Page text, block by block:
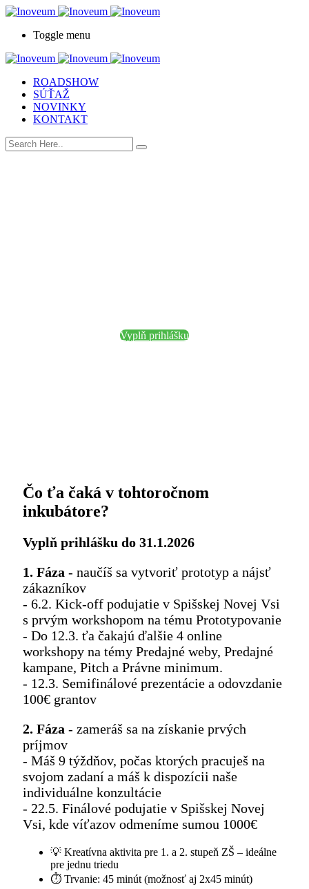
Toggle menu
ROADSHOW
SÚŤAŽ
NOVINKY
KONTAKT
Vyplň prihlášku
Čo ťa čaká v tohtoročnom
inkubátore?
Vyplň prihlášku do 31.1.2026
1. Fáza - naučíš sa vytvoriť prototyp a nájsť
zákazníkov
- 6.2. Kick-off podujatie v Spišskej Novej Vsi
s prvým workshopom na tému Prototypovanie
- Do 12.3. ťa čakajú ďalšie 4 online
workshopy na témy Predajné weby, Predajné
kampane, Pitch a Právne minimum.
- 12.3. Semifinálové prezentácie a odovzdanie
100€ grantov
2. Fáza - zameráš sa na získanie prvých
príjmov
- Máš 9 týždňov, počas ktorých pracuješ na
svojom zadaní a máš k dispozícii naše
individuálne konzultácie
- 22.5. Finálové podujatie v Spišskej Novej
Vsi, kde víťazov odmeníme sumou 1000€
💡 Kreatívna aktivita pre 1. a 2. stupeň ZŠ – ideálne
pre jednu triedu
⏱ Trvanie: 45 minút (možnosť aj 2x45 minút)